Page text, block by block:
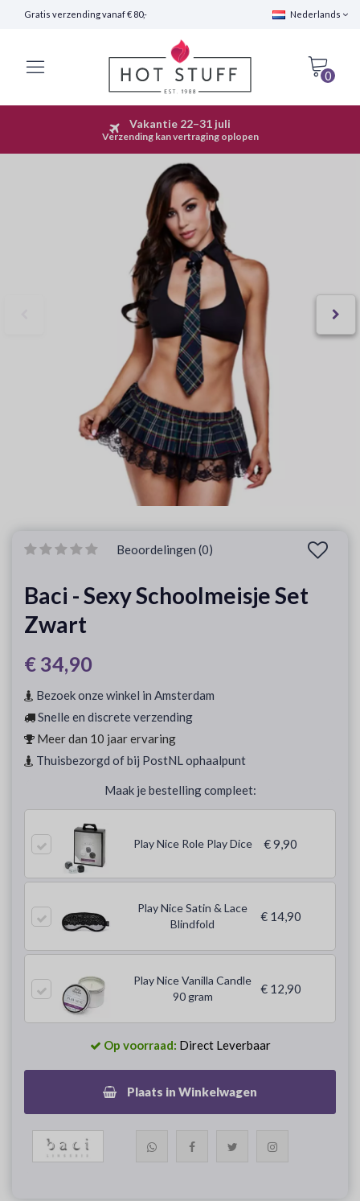
Gratis verzending vanaf € 80,- Nederlands
0
Snelle Verzending (24 uur)
Vakantie 22–31 juli
Verzending kan vertraging oplopen
Beoordelingen (0)
Baci - Sexy Schoolmeisje Set
Zwart
€ 34,90
Bezoek onze winkel in Amsterdam
Snelle en discrete verzending
Meer dan 10 jaar ervaring
Thuisbezorgd of bij PostNL ophaalpunt
Maak je bestelling compleet:
Play Nice Role Play Dice € 9,90
Play Nice Satin & Lace
Blindfold
€ 14,90
Play Nice Vanilla Candle
90 gram
€ 12,90
Op voorraad: Direct Leverbaar
Plaats in Winkelwagen